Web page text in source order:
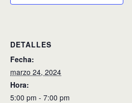
DETALLES
Fecha:
marzo 24, 2024
Hora:
5:00 pm - 7:00 pm